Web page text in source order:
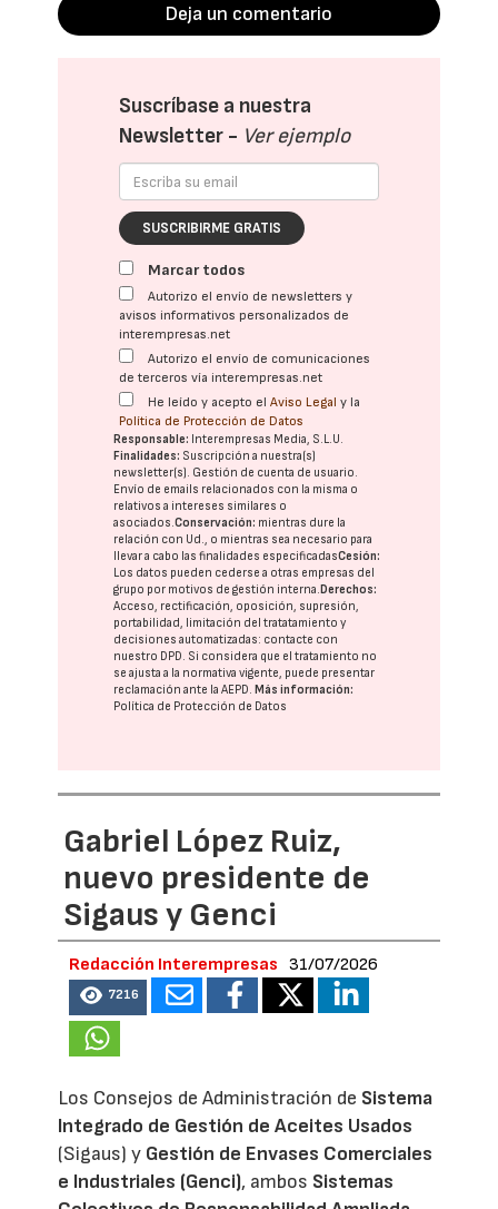
Deja un comentario
Suscríbase a nuestra
Newsletter - Ver ejemplo
SUSCRIBIRME GRATIS
Marcar todos
Autorizo el envío de newsletters y
avisos informativos personalizados de
interempresas.net
Autorizo el envío de comunicaciones
de terceros vía interempresas.net
He leído y acepto elAviso Legal y la
Política de Protección de Datos
Responsable: Interempresas Media, S.L.U.
Finalidades: Suscripción a nuestra(s)
newsletter(s). Gestión de cuenta de usuario.
Envío de emails relacionados con la misma o
relativos a intereses similares o
asociados.Conservación: mientras dure la
relación con Ud., o mientras sea necesario para
llevar a cabo las finalidades especificadasCesión:
Los datos pueden cederse a otras empresas del
grupo por motivos de gestión interna. Derechos:
Acceso, rectificación, oposición, supresión,
portabilidad, limitación del tratatamiento y
decisiones automatizadas: contacte con
nuestro DPD. Si considera que el tratamiento no
se ajusta a la normativa vigente, puede presentar
reclamación ante laAEPD. Más información:
Política de Protección de Datos
Gabriel López Ruiz,
nuevo presidente de
Sigaus y Genci
Redacción Interempresas 31/07/2026
7216
Los Consejos de Administración de Sistema
Integrado de Gestión de Aceites Usados
(Sigaus) y Gestión de Envases Comerciales
e Industriales (Genci), ambos Sistemas